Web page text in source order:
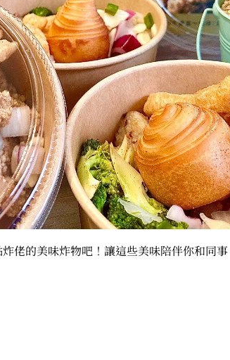
佬的美味炸物吧！讓這些美味陪伴你和同